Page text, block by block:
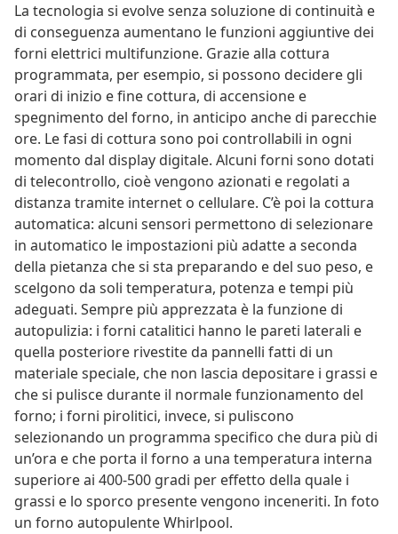
La tecnologia si evolve senza soluzione di continuità e
di conseguenza aumentano le funzioni aggiuntive dei
forni elettrici multifunzione. Grazie alla cottura
programmata, per esempio, si possono decidere gli
orari di inizio e fine cottura, di accensione e
spegnimento del forno, in anticipo anche di parecchie
ore. Le fasi di cottura sono poi controllabili in ogni
momento dal display digitale. Alcuni forni sono dotati
di telecontrollo, cioè vengono azionati e regolati a
distanza tramite internet o cellulare. C’è poi la cottura
automatica: alcuni sensori permettono di selezionare
in automatico le impostazioni più adatte a seconda
della pietanza che si sta preparando e del suo peso, e
scelgono da soli temperatura, potenza e tempi più
adeguati. Sempre più apprezzata è la funzione di
autopulizia: i forni catalitici hanno le pareti laterali e
quella posteriore rivestite da pannelli fatti di un
materiale speciale, che non lascia depositare i grassi e
che si pulisce durante il normale funzionamento del
forno; i forni pirolitici, invece, si puliscono
selezionando un programma specifico che dura più di
un’ora e che porta il forno a una temperatura interna
superiore ai 400-500 gradi per effetto della quale i
grassi e lo sporco presente vengono inceneriti. In foto
un forno autopulente Whirlpool.